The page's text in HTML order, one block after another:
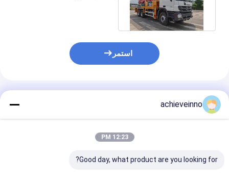
استمر
المنتجات الموصى بها
achieveinno
12:23 PM
Good day, what product are you looking for?